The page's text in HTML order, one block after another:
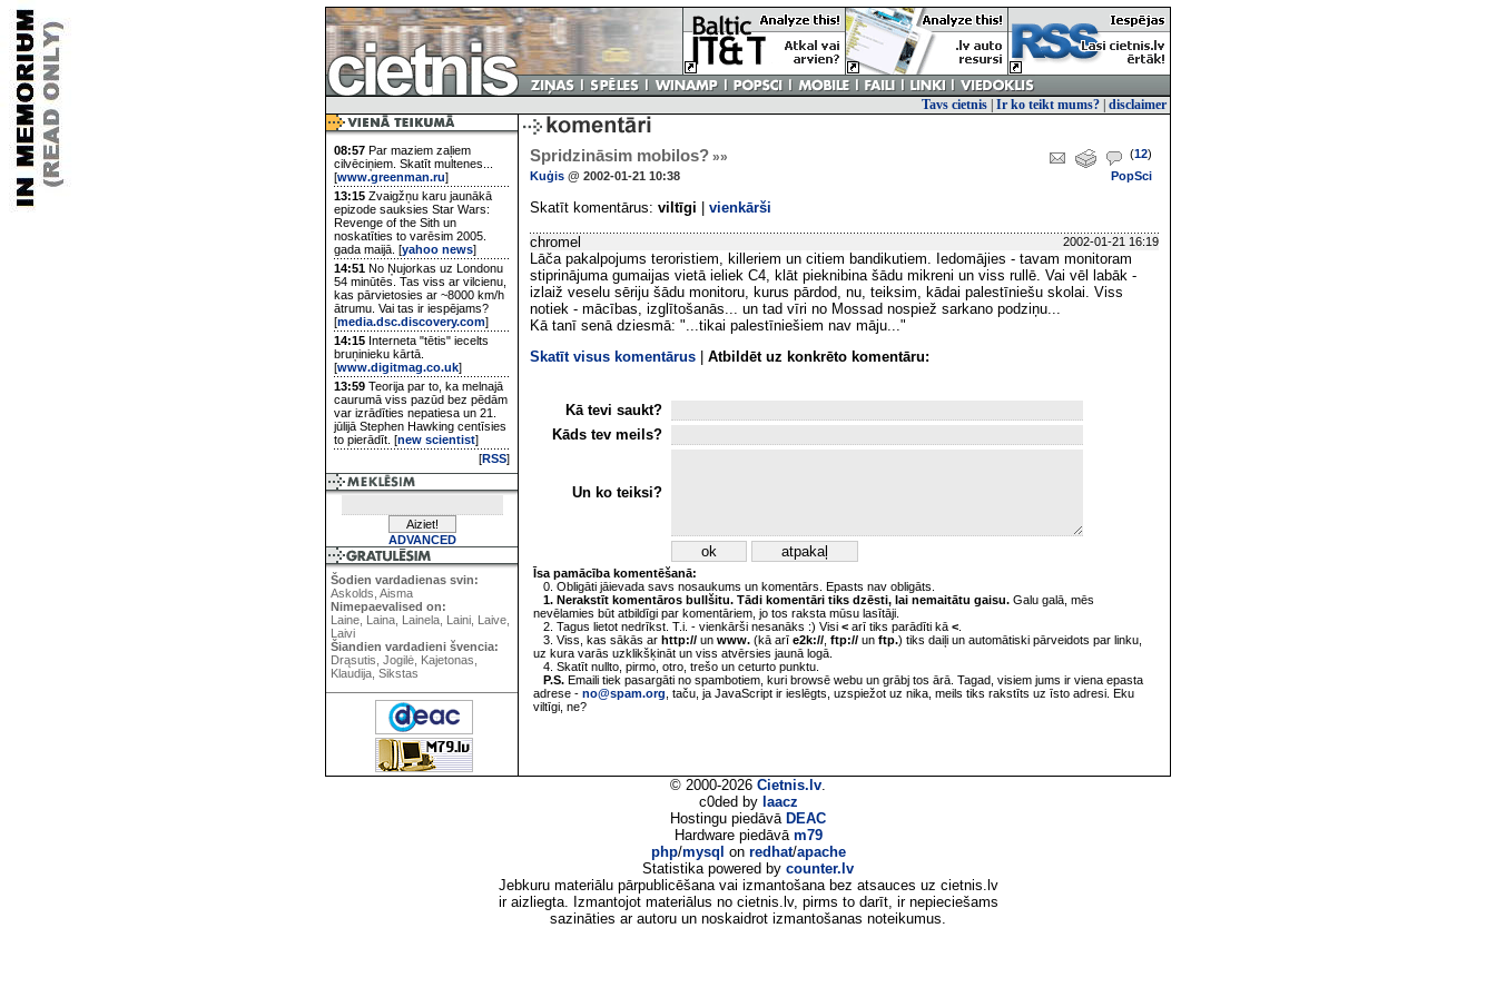
Tavs cietnis Ir ko teikt mums? disclaimer
08:57 Par maziem zaļiem
cilvēciņiem. Skatīt multenes...
[www.greenman.ru]
13:15 Zvaigžņu karu jaunākā
epizode sauksies Star Wars:
Revenge of the Sith un
noskatīties to varēsim 2005.
gada maijā. [yahoo news]
14:51 No Ņujorkas uz Londonu
54 minūtēs. Tas viss ar vilcienu,
kas pārvietosies ar ~8000 km/h
ātrumu. Vai tas ir iespējams?
[media.dsc.discovery.com]
14:15 Interneta "tētis" iecelts
bruņinieku kārtā.
[www.digitmag.co.uk]
13:59 Teorija par to, ka melnajā
caurumā viss pazūd bez pēdām
var izrādīties nepatiesa un 21.
jūlijā Stephen Hawking centīsies
to pierādīt. [new scientist]
[RSS]
ADVANCED
Šodien vardadienas svin:
Askolds, Aisma
Nimepaevalised on:
Laine, Laina, Lainela, Laini, Laive,
Laivi
Šiandien vardadieni švencia:
Drąsutis, Jogilė, Kajetonas,
Klaudija, Sikstas
Spridzināsim mobilos? »» (12)
Kuģis @ 2002-01-21 10:38 PopSci
Skatīt komentārus: viltīgi vienkārši
chromel 2002-01-21 16:19
Lāča pakalpojums teroristiem, killeriem un citiem bandikutiem. Iedomājies - tavam monitoram
stiprinājuma gumaijas vietā ieliek C4, klāt pieknibina šādu mikreni un viss rullē. Vai vēl labāk -
izlaiž veselu sēriju šādu monitoru, kurus pārdod, nu, teiksim, kādai palestīniešu skolai. Viss
notiek - mācības, izglītošanās... un tad vīri no Mossad nospiež sarkano podziņu...
Kā tanī senā dziesmā: "...tikai palestīniešiem nav māju..."
Skatīt visus komentārus
Atbildēt uz konkrēto komentāru:
Kā tevi saukt?
Kāds tev meils?
Un ko teiksi?
Īsa pamācība komentēšanā:
0. Obligāti jāievada savs nosaukums un komentārs. Epasts nav obligāts.
1. Nerakstīt komentāros bullšitu. Tādi komentāri tiks dzēsti, lai nemaitātu gaisu. Galu galā, mēs
nevēlamies būt atbildīgi par komentāriem, jo tos raksta mūsu lasītāji.
2. Tagus lietot nedrīkst. T.i. - vienkārši nesanāks :) Visi < arī tiks parādīti kā <
3. Viss, kas sākās ar http:// un www. (kā arī e2k:// ftp:// un ftp.) tiks daiļi un automātiski pārveidots par linku,
uz kura varās uzklikšķināt un viss atvērsies jaunā logā.
4. Skatīt nullto, pirmo, otro, trešo un ceturto punktu.
P.S. Emaili tiek pasargāti no spambotiem, kuri browsē webu un grābj tos ārā. Tagad, visiem jums ir viena epasta
adrese - no@spam.org , taču, ja JavaScript ir ieslēgts, uzspiežot uz nika, meils tiks rakstīts uz īsto adresi. Eku
viltīgi, ne?
© 2000-2026 Cietnis.lv.
c0ded by laacz
Hostingu piedāvā DEAC
Hardware piedāvā m79
php/mysql on redhat/apache
Statistika powered by counter.lv
Jebkuru materiālu pārpublicēšana vai izmantošana bez atsauces uz cietnis.lv
ir aizliegta. Izmantojot materiālus no cietnis.lv, pirms to darīt, ir nepieciešams
sazināties ar autoru un noskaidrot izmantošanas noteikumus.